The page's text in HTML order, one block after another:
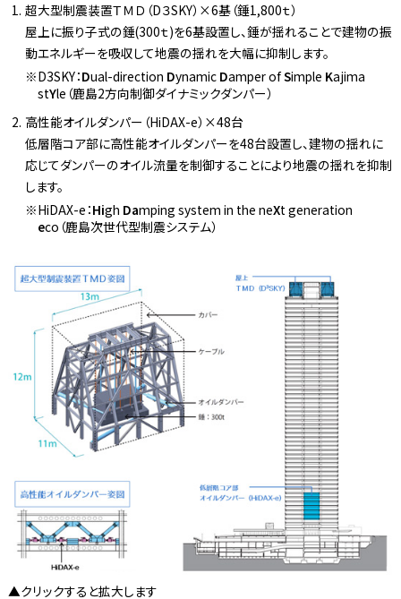
超大型制震装置ＴＭＤ（D３SKY）×6基（錘1,800ｔ）
屋上に振り子式の錘(300ｔ)を6基設置し、錘が揺れることで建物の振
動エネルギーを吸収して地震の揺れを大幅に抑制します。
D3SKY：Dual-direction Dynamic Damper ofSimple Kajima
stYle（鹿島2方向制御ダイナミックダンパー）
高性能オイルダンパー（HiDAX-e）×48台
低層階コア部に高性能オイルダンパーを48台設置し、建物の揺れに
応じてダンパーのオイル流量を制御することにより地震の揺れを抑制
します。
HiDAX-e：High Damping system in the neXt generation
eco（鹿島次世代型制震システム）
▲クリックすると拡大します